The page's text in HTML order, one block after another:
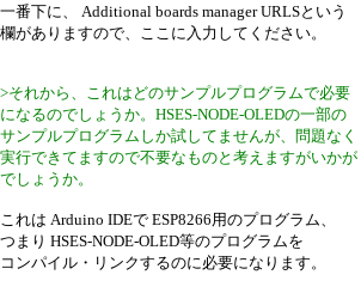
一番下に、 Additional boards manager URLSという
欄がありますので、ここに入力してください。
>それから、これはどのサンプルプログラムで必要
になるのでしょうか。HSES-NODE-OLEDの一部の
サンプルプログラムしか試してませんが、問題なく
実行できてますので不要なものと考えますがいかが
でしょうか。
これは Arduino IDEで ESP8266用のプログラム、
つまり HSES-NODE-OLED等のプログラムを
コンパイル・リンクするのに必要になります。